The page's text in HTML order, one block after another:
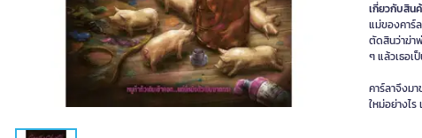
เกี่ยวกับสิน
แม่ของคาร์
ตัดสินว่าฆ่า
ๆ แล้วเธอเ
คาร์ลาจึงม
ใหม่อย่างไ